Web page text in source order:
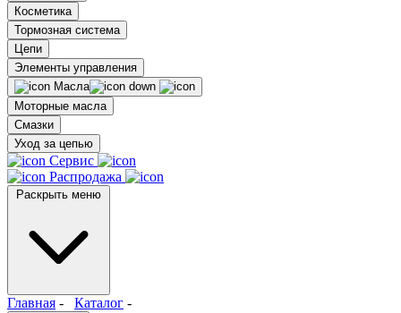
Косметика
Тормозная система
Цепи
Элементы управления
Масла
Моторные масла
Смазки
Уход за цепью
Сервис
Распродажа
Главная - Каталог -